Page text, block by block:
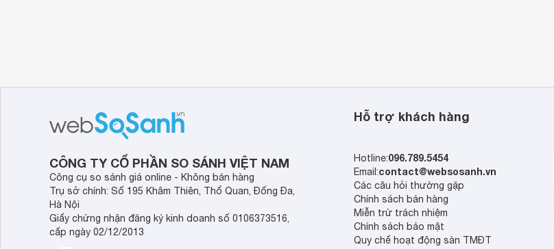
CÔNG TY CỔ PHẦN SO SÁNH VIỆT NAM
Công cụ so sánh giá online - Không bán hàng
Trụ sở chính: Số 195 Khâm Thiên, Thổ Quan, Đống Đa,
Hà Nội
Giấy chứng nhận đăng ký kinh doanh số 0106373516,
cấp ngày 02/12/2013
Hỗ trợ khách hàng
Hotline:096.789.5454
Email:contact@websosanh.vn
Các câu hỏi thường gặp
Chính sách bán hàng
Miễn trừ trách nhiệm
Chính sách bảo mật
Quy chế hoạt động sàn TMĐT